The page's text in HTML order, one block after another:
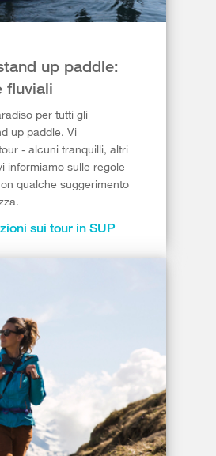
up paddle:
fluviali
per tutti gli
up paddle. Vi
- alcuni tranquilli, altri
informiamo sulle regole
qualche suggerimento
sui tour in SUP